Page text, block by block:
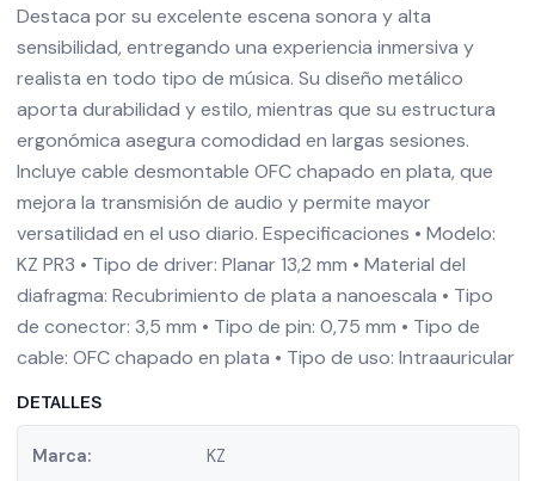
Destaca por su excelente escena sonora y alta
sensibilidad, entregando una experiencia inmersiva y
realista en todo tipo de música. Su diseño metálico
aporta durabilidad y estilo, mientras que su estructura
ergonómica asegura comodidad en largas sesiones.
Incluye cable desmontable OFC chapado en plata, que
mejora la transmisión de audio y permite mayor
versatilidad en el uso diario. Especificaciones • Modelo:
KZ PR3 • Tipo de driver: Planar 13,2 mm • Material del
diafragma: Recubrimiento de plata a nanoescala • Tipo
de conector: 3,5 mm • Tipo de pin: 0,75 mm • Tipo de
cable: OFC chapado en plata • Tipo de uso: Intraauricular
DETALLES
Marca: KZ